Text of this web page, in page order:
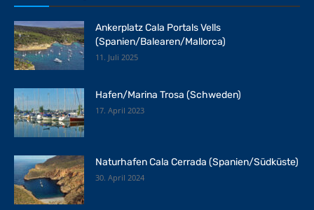
Ankerplatz Cala Portals Vells
(Spanien/Balearen/Mallorca)
11. Juli 2025
Hafen/Marina Trosa (Schweden)
17. April 2023
Naturhafen Cala Cerrada (Spanien/Südküste)
30. April 2024